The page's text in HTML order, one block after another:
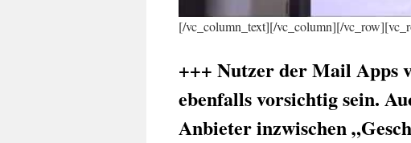
[/vc_column_text][/vc_column][/
+++ Nutzer der Mail Apps
ebenfalls vorsichtig sein.
Anbieter inzwischen